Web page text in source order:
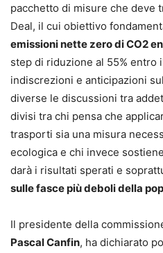
pacchetto di misure che deve
Deal, il cui obiettivo
emissioni nette zero di CO2
step di riduzione al 55%
indiscrezioni e anticipazioni
diverse le discussioni tra
divisi tra chi pensa che
trasporti sia una misura
ecologica e chi invece
darà i risultati sperati e
sulle fasce più deboli della
Il presidente della
Pascal Canfin, ha dichiarato